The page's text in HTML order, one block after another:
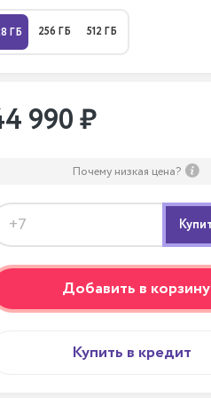
ГБ 256 ГБ 512 ГБ
990 ₽
Почему низкая цена?
Добавить в корзину
Купить в кредит